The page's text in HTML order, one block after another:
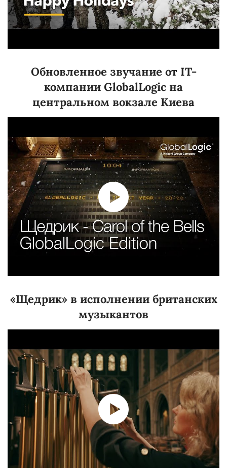
Обновленное звучание от IT-
компании GlobalLogic на
центральном вокзале Киева
«Щедрик» в исполнении британских
музыкантов